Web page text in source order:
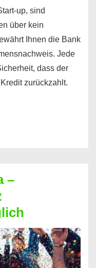
up, sind
über kein
Ihnen die Bank
Jede
dass der
zurückzahlt.
–